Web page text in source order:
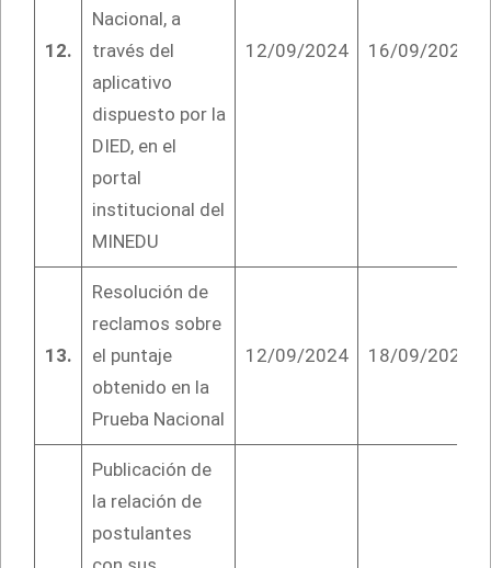
12.
Nacional, a
través del
aplicativo
dispuesto por la
DIED, en el
portal
institucional del
MINEDU
12/09/2024 16/09/2024
13.
Resolución de
reclamos sobre
el puntaje
obtenido en la
Prueba Nacional
12/09/2024 18/09/2024
Publicación de
la relación de
postulantes